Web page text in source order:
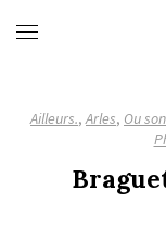
Ailleurs.,Arles, Ou